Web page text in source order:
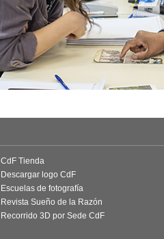
CdF Tienda
Descargar logo CdF
Escuelas de fotografía
Revista Sueño de la Razón
Recorrido 3D por Sede CdF